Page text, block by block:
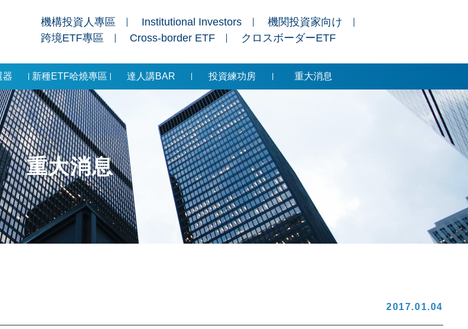
機構投資人專區 Institutional Investors
機関投資家向け
跨境ETF專區
Cross-border ETF クロスボーダーETF
器 新種ETF哈燒專區 達人講BAR 投資練功房 重大消息
重大消息
2017.01.04